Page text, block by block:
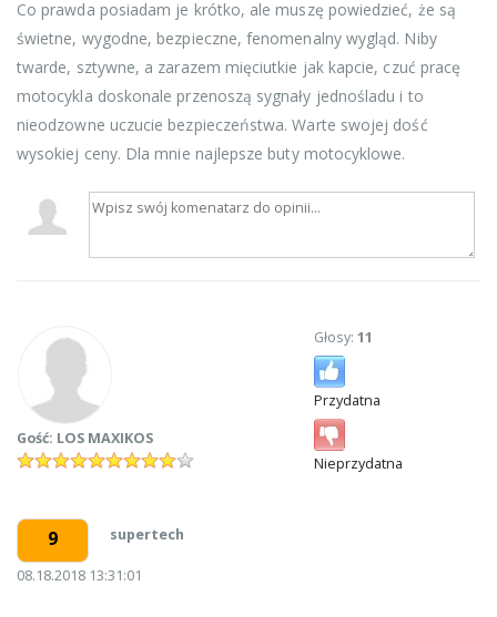
Co prawda posiadam je krótko, ale muszę powiedzieć, że są
świetne, wygodne, bezpieczne, fenomenalny wygląd. Niby
twarde, sztywne, a zarazem mięciutkie jak kapcie, czuć pracę
motocykla doskonale przenoszą sygnały jednośladu i to
nieodzowne uczucie bezpieczeństwa. Warte swojej dość
wysokiej ceny. Dla mnie najlepsze buty motocyklowe.
Gość: LOS MAXIKOS
Głosy: 11
Przydatna
Nieprzydatna
9 supertech
08.18.2018 13:31:01